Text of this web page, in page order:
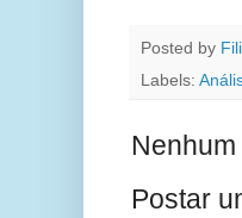
Posted by
Labels:
Postar